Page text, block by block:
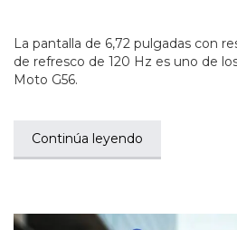
La pantalla de 6,72 pulgadas con
de refresco de 120 Hz es uno de
Moto G56.
Continúa leyendo